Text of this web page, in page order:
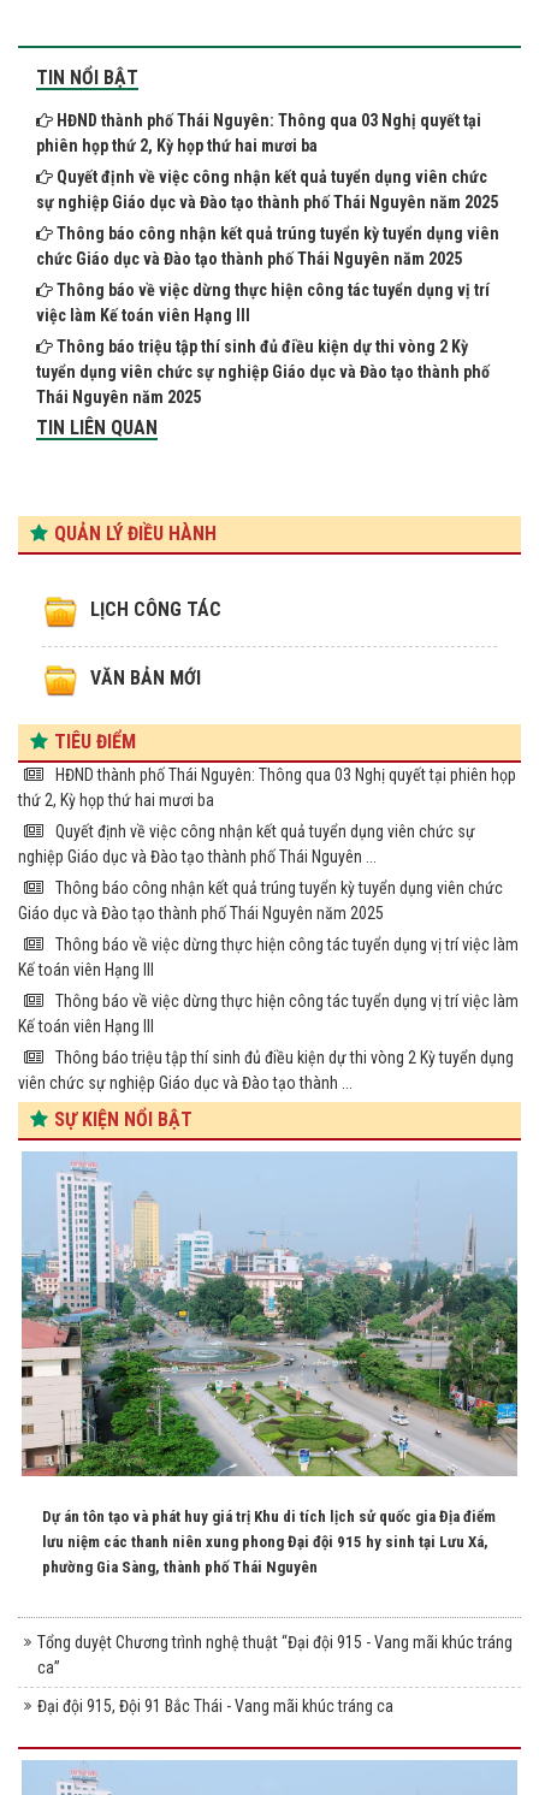
TIN NỔI BẬT
HĐND thành phố Thái Nguyên: Thông qua 03 Nghị quyết tại
phiên họp thứ 2, Kỳ họp thứ hai mươi ba
Quyết định về việc công nhận kết quả tuyển dụng viên chức
sự nghiệp Giáo dục và Đào tạo thành phố Thái Nguyên năm 2025
Thông báo công nhận kết quả trúng tuyển kỳ tuyển dụng viên
chức Giáo dục và Đào tạo thành phố Thái Nguyên năm 2025
Thông báo về việc dừng thực hiện công tác tuyển dụng vị trí
việc làm Kế toán viên Hạng III
Thông báo triệu tập thí sinh đủ điều kiện dự thi vòng 2 Kỳ
tuyển dụng viên chức sự nghiệp Giáo dục và Đào tạo thành phố
Thái Nguyên năm 2025
TIN LIÊN QUAN
QUẢN LÝ ĐIỀU HÀNH
LỊCH CÔNG TÁC
VĂN BẢN MỚI
TIÊU ĐIỂM
HĐND thành phố Thái Nguyên: Thông qua 03 Nghị quyết tại phiên họp
thứ 2, Kỳ họp thứ hai mươi ba
Quyết định về việc công nhận kết quả tuyển dụng viên chức sự
nghiệp Giáo dục và Đào tạo thành phố Thái Nguyên ...
Thông báo công nhận kết quả trúng tuyển kỳ tuyển dụng viên chức
Giáo dục và Đào tạo thành phố Thái Nguyên năm 2025
Thông báo về việc dừng thực hiện công tác tuyển dụng vị trí việc làm
Kế toán viên Hạng III
Thông báo về việc dừng thực hiện công tác tuyển dụng vị trí việc làm
Kế toán viên Hạng III
Thông báo triệu tập thí sinh đủ điều kiện dự thi vòng 2 Kỳ tuyển dụng
viên chức sự nghiệp Giáo dục và Đào tạo thành ...
SỰ KIỆN NỔI BẬT
Dự án tôn tạo và phát huy giá trị Khu di tích lịch sử quốc gia Địa điểm
lưu niệm các thanh niên xung phong Đại đội 915 hy sinh tại Lưu Xá,
phường Gia Sàng, thành phố Thái Nguyên
Tổng duyệt Chương trình nghệ thuật “Đại đội 915 - Vang mãi khúc tráng
ca”
Đại đội 915, Đội 91 Bắc Thái - Vang mãi khúc tráng ca